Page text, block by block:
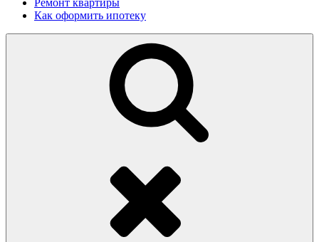
Ремонт квартиры
Как оформить ипотеку